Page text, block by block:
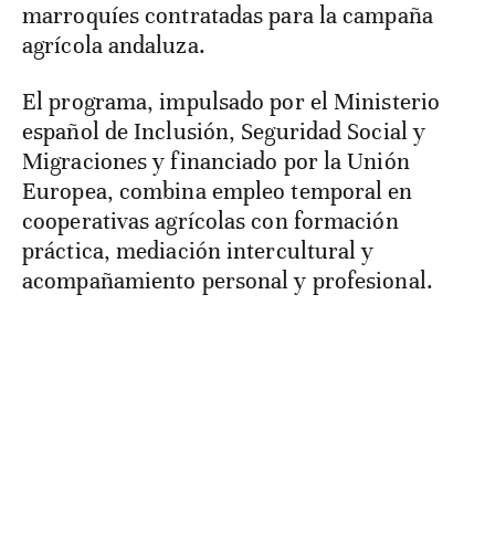
marroquíes contratadas para la campaña
agrícola andaluza.
El programa, impulsado por el Ministerio
español de Inclusión, Seguridad Social y
Migraciones y financiado por la Unión
Europea, combina empleo temporal en
cooperativas agrícolas con formación
práctica, mediación intercultural y
acompañamiento personal y profesional.